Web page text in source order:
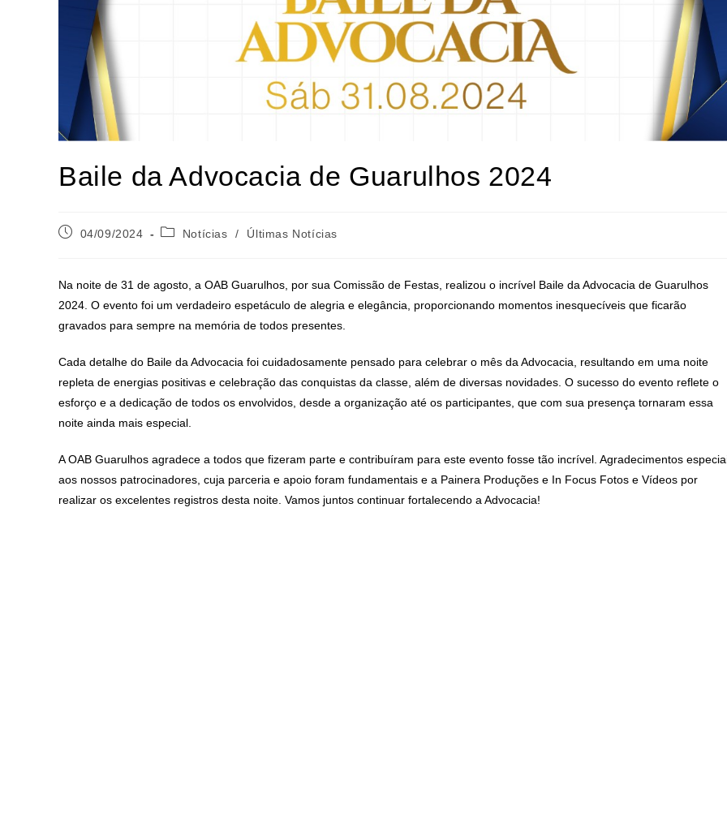
Baile da Advocacia de Guarulhos 2024
04/09/2024 Notícias / Últimas Notícias
Na noite de 31 de agosto, a OAB Guarulhos, por sua Comissão de Festas, realizou o incrível Baile da Advocacia de Guarulhos
2024. O evento foi um verdadeiro espetáculo de alegria e elegância, proporcionando momentos inesquecíveis que ficarão
gravados para sempre na memória de todos presentes.
Cada detalhe do Baile da Advocacia foi cuidadosamente pensado para celebrar o mês da Advocacia, resultando em uma noite
repleta de energias positivas e celebração das conquistas da classe, além de diversas novidades. O sucesso do evento reflete o
esforço e a dedicação de todos os envolvidos, desde a organização até os participantes, que com sua presença tornaram essa
noite ainda mais especial.
A OAB Guarulhos agradece a todos que fizeram parte e contribuíram para este evento fosse tão incrível. Agradecimentos
aos nossos patrocinadores, cuja parceria e apoio foram fundamentais e a Painera Produções e In Focus Fotos e Vídeos por
realizar os excelentes registros desta noite. Vamos juntos continuar fortalecendo a Advocacia!